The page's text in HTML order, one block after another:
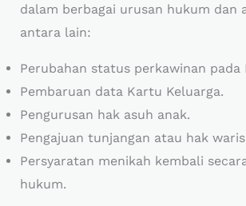
dalam berbagai urusan hukum dan
antara lain:
Perubahan status perkawinan pada
Pembaruan data Kartu Keluarga.
Pengurusan hak asuh anak.
Pengajuan tunjangan atau hak
Persyaratan menikah kembali
hukum.